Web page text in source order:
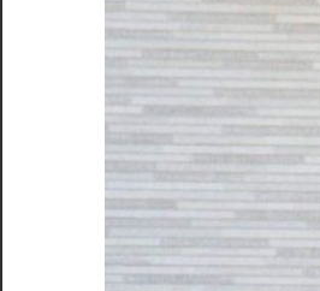
売
却
を
実
現！
成
功
の